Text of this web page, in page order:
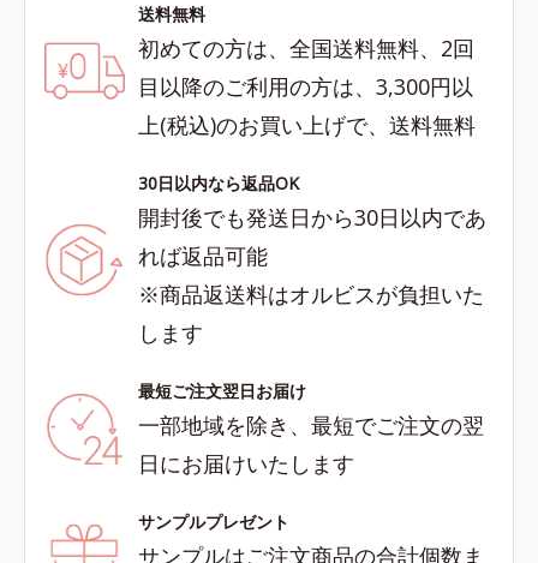
送料無料
初めての方は、全国送料無料、2回
目以降のご利用の方は、3,300円以
上(税込)のお買い上げで、送料無料
30日以内なら返品OK
開封後でも発送日から30日以内であ
れば返品可能
※商品返送料はオルビスが負担いた
します
最短ご注文翌日お届け
一部地域を除き、最短でご注文の翌
日にお届けいたします
サンプルプレゼント
サンプルはご注文商品の合計個数ま